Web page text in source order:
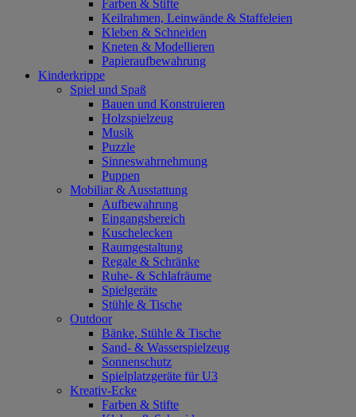
Farben & Stifte
Keilrahmen, Leinwände & Staffeleien
Kleben & Schneiden
Kneten & Modellieren
Papieraufbewahrung
Kinderkrippe
Spiel und Spaß
Bauen und Konstruieren
Holzspielzeug
Musik
Puzzle
Sinneswahrnehmung
Puppen
Mobiliar & Ausstattung
Aufbewahrung
Eingangsbereich
Kuschelecken
Raumgestaltung
Regale & Schränke
Ruhe- & Schlafräume
Spielgeräte
Stühle & Tische
Outdoor
Bänke, Stühle & Tische
Sand- & Wasserspielzeug
Sonnenschutz
Spielplatzgeräte für U3
Kreativ-Ecke
Farben & Stifte